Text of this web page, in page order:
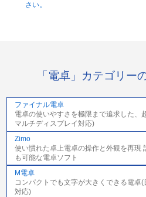
さい。
「電卓」カテゴリー
ファイナル電卓
電卓の使いやすさを極限まで追求した、
マルチディスプレイ対応)
Zimo
使い慣れた卓上電卓の操作と外観を再現
も可能な電卓ソフト
M電卓
コンパクトでも文字が大きくできる電卓
対応)